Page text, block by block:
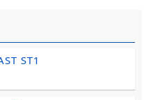
ST1